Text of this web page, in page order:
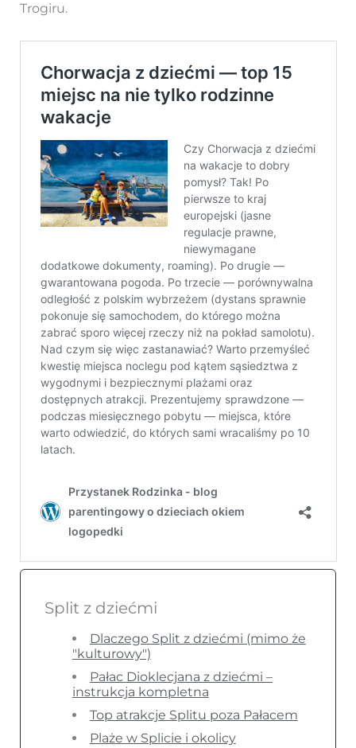
Trogiru.
Split z dziećmi
Dlaczego Split z dziećmi (mimo że
"kulturowy")
Pałac Dioklecjana z dziećmi –
instrukcja kompletna
Top atrakcje Splitu poza Pałacem
Plaże w Splicie i okolicy